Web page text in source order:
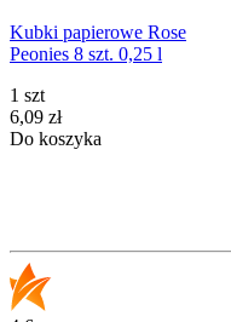
Kubki papierowe Rose
Peonies 8 szt. 0,25 l
1 szt
Cena
6,09 zł
Do koszyka